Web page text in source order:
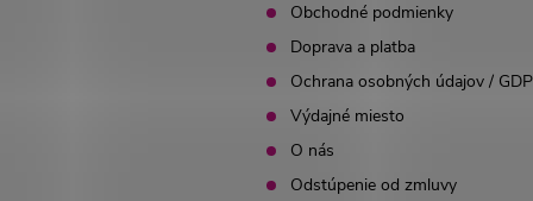
Obchodné podmienky
Doprava a platba
Ochrana osobných údajov /
Výdajné miesto
O nás
Odstúpenie od zmluvy